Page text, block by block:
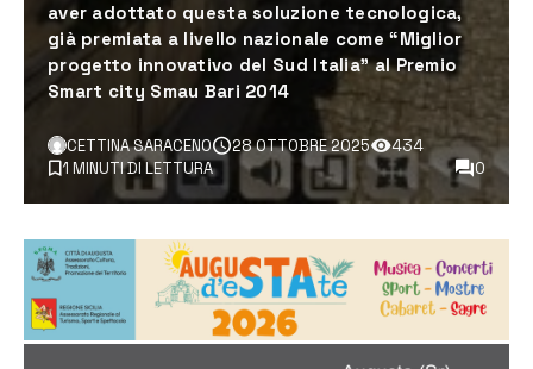
aver adottato questa soluzione tecnologica,
già premiata a livello nazionale come “Miglior
progetto innovativo del Sud Italia” al Premio
Smart city Smau Bari 2014
CETTINA SARACENO 28 OTTOBRE 2025
434
1 MINUTI DI LETTURA
0